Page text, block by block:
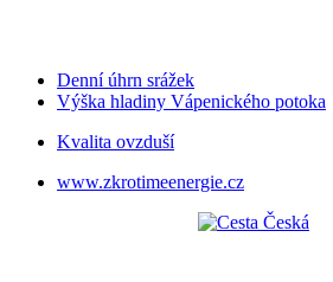
Denní úhrn srážek
Výška hladiny Vápenického potoka
Kvalita ovzduší
www.zkrotimeenergie.cz